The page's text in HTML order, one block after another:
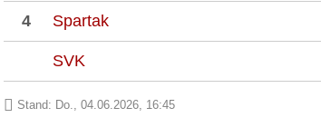
4 Spartak
SVK
Stand: Do., 04.06.2026, 16:45